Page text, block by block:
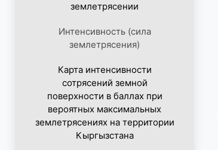
землетрясении
Интенсивность (сила
землетрясения)
Карта интенсивности
сотрясений земной
поверхности в баллах при
вероятных максимальных
землетрясениях на территории
Кыргызстана